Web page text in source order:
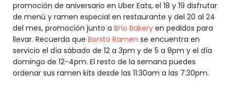
promoción de aniversario en Uber Eats, el 18 y 19 disfrutar
de menú y ramen especial en restaurante y del 20 al 24
del mes, promoción junto a Brío Bakery en pedidos para
llevar. Recuerda que Bonito Ramen se encuentra en
servicio el día sábado de 12 a 3pm y de 5 a 8pm y el día
domingo de 12-4pm. El resto de la semana puedes
ordenar sus ramen kits desde las 11:30am a las 7:30pm.